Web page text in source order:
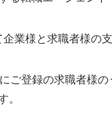
業様と求職者様の
ご登録の求職者様
。